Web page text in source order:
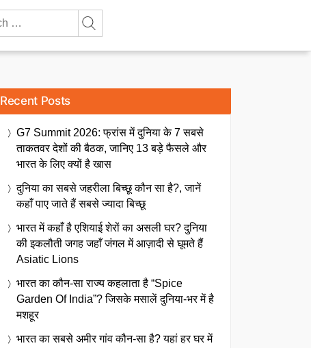
Recent Posts
G7 Summit 2026: फ्रांस में दुनिया के 7 सबसे
ताकतवर देशों की बैठक, जानिए 13 बड़े फैसले और
भारत के लिए क्यों है खास
दुनिया का सबसे जहरीला बिच्छू कौन सा है?, जानें
कहाँ पाए जाते हैं सबसे ज्यादा बिच्छू
भारत में कहाँ है एशियाई शेरों का असली घर? दुनिया
की इकलौती जगह जहाँ जंगल में आज़ादी से घूमते हैं
Asiatic Lions
भारत का कौन-सा राज्य कहलाता है “Spice
Garden Of India”? जिसके मसालें दुनिया-भर में है
मशहूर
भारत का सबसे अमीर गांव कौन-सा है? यहां हर घर में